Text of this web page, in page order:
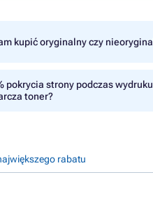
kupić oryginalny czy
pokrycia strony podczas
toner?
rabatu